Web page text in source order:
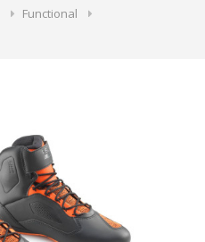
Functional